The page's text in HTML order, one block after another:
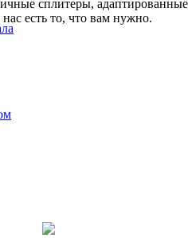
сплитеры,
есть то, что вам нужно.